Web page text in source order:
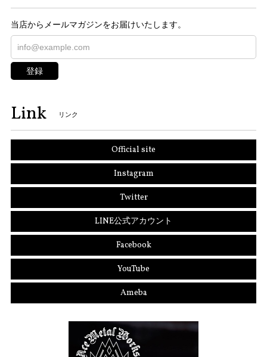
当店からメールマガジンをお届けいたします。
登録
Link リンク
Official site
Instagram
Twitter
LINE公式アカウント
Facebook
YouTube
Ameba